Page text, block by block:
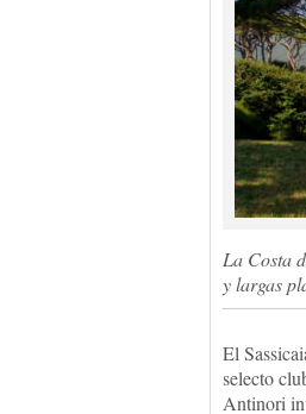
La Costa
y largas
El
selecto
Antinori